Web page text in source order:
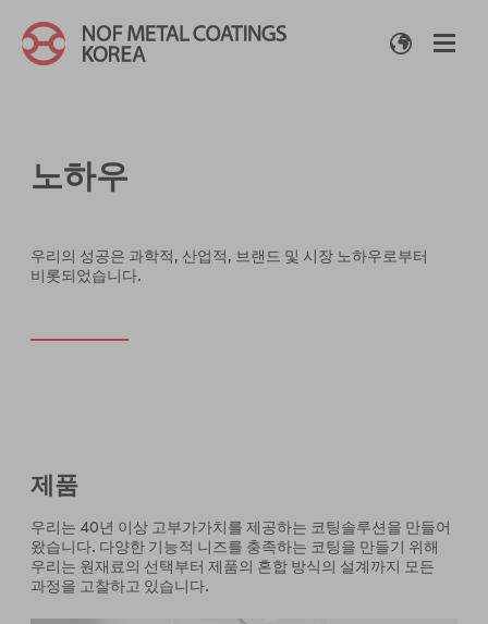
노하우
우리의 성공은 과학적, 산업적, 브랜드 및 시장 노하우로부터
비롯되었습니다.
제품
우리는 40년 이상 고부가가치를 제공하는 코팅솔루션을 만들어
왔습니다. 다양한 기능적 니즈를 충족하는 코팅을 만들기 위해
우리는 원재료의 선택부터 제품의 혼합 방식의 설계까지 모든
과정을 고찰하고 있습니다.